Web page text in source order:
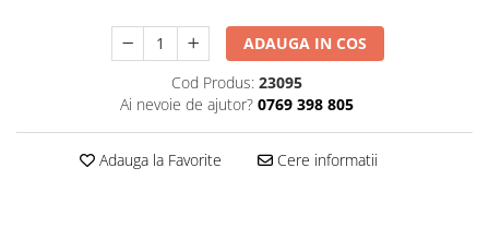
ADAUGA IN COS
Cod Produs: 23095
Ai nevoie de ajutor? 0769 398 805
Adauga la Favorite Cere informatii